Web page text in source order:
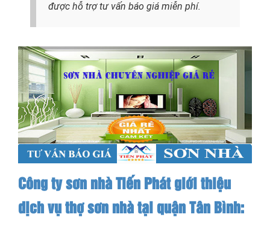
được hỗ trợ tư vấn báo giá miễn phí.
Công ty sơn nhà Tiến Phát giới thiệu
dịch vụ thợ sơn nhà tại quận Tân Bình: